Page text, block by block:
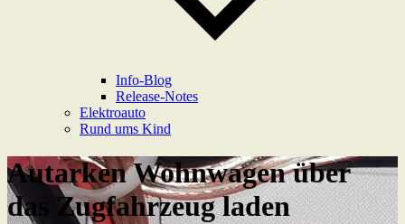
Info-Blog
Release-Notes
Elektroauto
Rund ums Kind
Autarken Wohnwagen über
das Zugfahrzeug laden